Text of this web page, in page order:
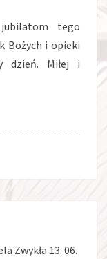
tego
Bożych i opieki
dzień. Miłej i
Zwykła 13. 06.